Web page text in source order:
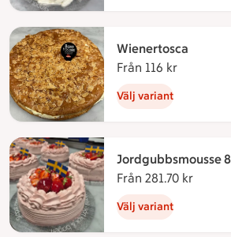
Wienertosca
Från 116 kr
Välj variant
Jordgubbsmousse
Från 281.70 kr
Välj variant